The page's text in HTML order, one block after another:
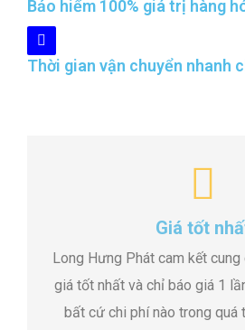
Bảo hiểm 100% giá trị hàng
Thời gian vận chuyển nhanh
Giá tốt
Long Hưng Phát cam kết
giá tốt nhất và chỉ báo giá 1
bất cứ chi phí nào trong quá